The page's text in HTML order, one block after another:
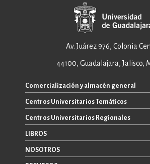
Av. Juárez 976, Colonia
44100, Guadalajara, Jalisco,
Comercialización y almacén general
+52 33 3640 6326
+52 33 3640 4595
ventas@editorial.udg.mx
WhatsApp: +52 33 1433 6869
Centros Universitarios Temáticos
CUAAD
CUCEA
CUCBA
Centros Universitarios Regionales
CUALTOS
CUCHAPALA
LIBROS
TODOS LOS LIBROS
NOSOTROS